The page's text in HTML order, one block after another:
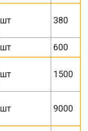
шт 380
шт
600
шт 1500
шт 9000